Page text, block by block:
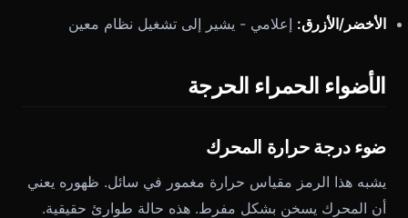
الأخضر/الأزرق: إعلامي - يشير إلى تشغيل نظام معين
الأضواء الحمراء الحرجة
ضوء درجة حرارة المحرك
يشبه هذا الرمز مقياس حرارة مغمور في سائل. ظهوره يعني
أن المحرك يسخن بشكل مفرط. هذه حالة طوارئ حقيقية.